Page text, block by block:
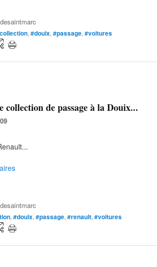
, #douix, #passage, #voitures
collection de passage à la Douix...
, #douix, #passage, #renault, #voitures